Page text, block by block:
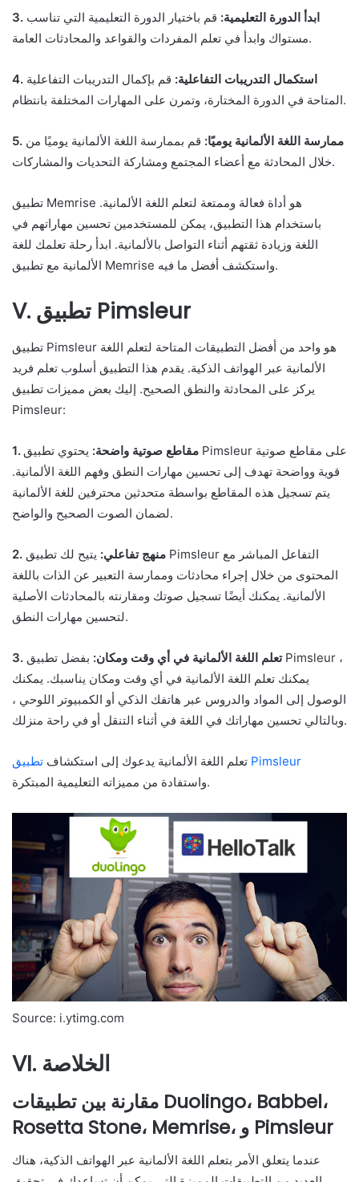
3. ابدأ الدورة التعليمية: قم باختيار الدورة التعليمية التي تناسب
مستواك وابدأ في تعلم المفردات والقواعد والمحادثات العامة.
4. استكمال التدريبات التفاعلية: قم بإكمال التدريبات التفاعلية
المتاحة في الدورة المختارة، وتمرن على المهارات المختلفة بانتظام.
5. ممارسة اللغة الألمانية يوميًا: قم بممارسة اللغة الألمانية يوميًا من
خلال المحادثة مع أعضاء المجتمع ومشاركة التحديات والمشاركات.
تطبيق Memrise هو أداة فعالة وممتعة لتعلم اللغة الألمانية.
باستخدام هذا التطبيق، يمكن للمستخدمين تحسين مهاراتهم في
اللغة وزيادة ثقتهم أثناء التواصل بالألمانية. ابدأ رحلة تعلمك للغة
الألمانية مع تطبيق Memrise واستكشف أفضل ما فيه.
V. تطبيق Pimsleur
تطبيق Pimsleur هو واحد من أفضل التطبيقات المتاحة لتعلم اللغة
الألمانية عبر الهواتف الذكية. يقدم هذا التطبيق أسلوب تعلم فريد
يركز على المحادثة والنطق الصحيح. إليك بعض مميزات تطبيق
Pimsleur:
1. مقاطع صوتية واضحة: يحتوي تطبيق Pimsleur على مقاطع صوتية
قوية وواضحة تهدف إلى تحسين مهارات النطق وفهم اللغة الألمانية.
يتم تسجيل هذه المقاطع بواسطة متحدثين محترفين للغة الألمانية
لضمان الصوت الصحيح والواضح.
2. منهج تفاعلي: يتيح لك تطبيق Pimsleur التفاعل المباشر مع
المحتوى من خلال إجراء محادثات وممارسة التعبير عن الذات باللغة
الألمانية. يمكنك أيضًا تسجيل صوتك ومقارنته بالمحادثات الأصلية
لتحسين مهارات النطق.
3. تعلم اللغة الألمانية في أي وقت ومكان: بفضل تطبيق Pimsleur ،
يمكنك تعلم اللغة الألمانية في أي وقت ومكان يناسبك. يمكنك
الوصول إلى المواد والدروس عبر هاتفك الذكي أو الكمبيوتر اللوحي ،
وبالتالي تحسين مهاراتك في اللغة في أثناء التنقل أو في راحة منزلك.
تعلم اللغة الألمانية يدعوك إلى استكشاف تطبيق Pimsleur
واستفادة من مميزاته التعليمية المبتكرة.
Source: i.ytimg.com
VI. الخلاصة
مقارنة بين تطبيقات Duolingo، Babbel،
Rosetta Stone، Memrise، و Pimsleur
عندما يتعلق الأمر بتعلم اللغة الألمانية عبر الهواتف الذكية، هناك